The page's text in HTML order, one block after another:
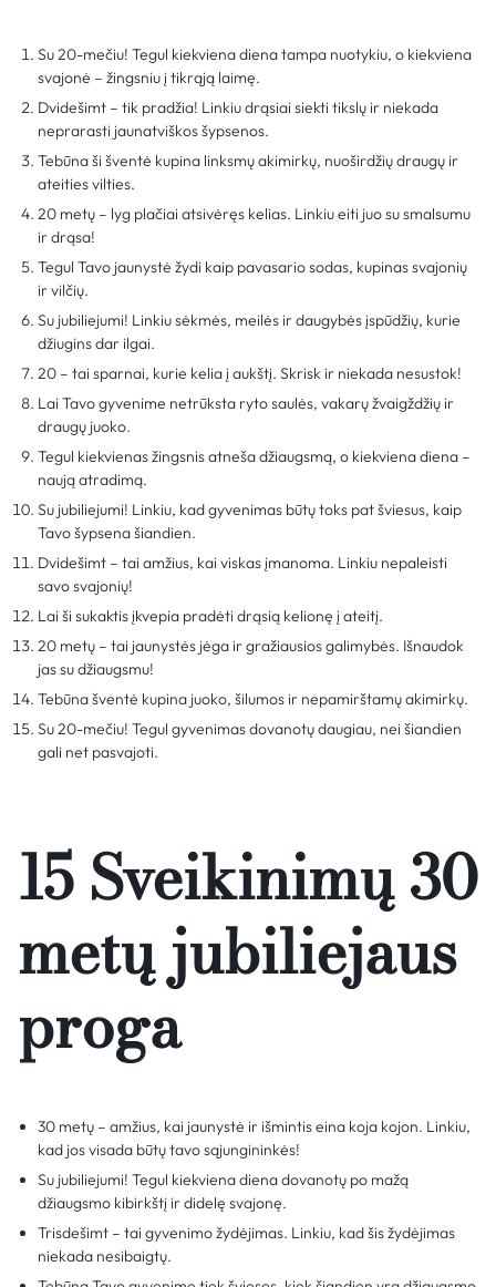
Su 20-mečiu! Tegul kiekviena diena tampa nuotykiu, o kiekviena
svajonė – žingsniu į tikrąją laimę.
Dvidešimt – tik pradžia! Linkiu drąsiai siekti tikslų ir niekada
neprarasti jaunatviškos šypsenos.
Tebūna ši šventė kupina linksmų akimirkų, nuoširdžių draugų ir
ateities vilties.
20 metų – lyg plačiai atsivėręs kelias. Linkiu eiti juo su smalsumu
ir drąsa!
Tegul Tavo jaunystė žydi kaip pavasario sodas, kupinas svajonių
ir vilčių.
Su jubiliejumi! Linkiu sėkmės, meilės ir daugybės įspūdžių, kurie
džiugins dar ilgai.
20 – tai sparnai, kurie kelia į aukštį. Skrisk ir niekada nesustok!
Lai Tavo gyvenime netrūksta ryto saulės, vakarų žvaigždžių ir
draugų juoko.
Tegul kiekvienas žingsnis atneša džiaugsmą, o kiekviena diena –
naują atradimą.
Su jubiliejumi! Linkiu, kad gyvenimas būtų toks pat šviesus, kaip
Tavo šypsena šiandien.
Dvidešimt – tai amžius, kai viskas įmanoma. Linkiu nepaleisti
savo svajonių!
Lai ši sukaktis įkvepia pradėti drąsią kelionę į ateitį.
20 metų – tai jaunystės jėga ir gražiausios galimybės. Išnaudok
jas su džiaugsmu!
Tebūna šventė kupina juoko, šilumos ir nepamirštamų akimirkų.
Su 20-mečiu! Tegul gyvenimas dovanotų daugiau, nei šiandien
gali net pasvajoti.
15 Sveikinimų 30
metų jubiliejaus
proga
30 metų – amžius, kai jaunystė ir išmintis eina koja kojon. Linkiu,
kad jos visada būtų tavo sąjungininkės!
Su jubiliejumi! Tegul kiekviena diena dovanotų po mažą
džiaugsmo kibirkštį ir didelę svajonę.
Trisdešimt – tai gyvenimo žydėjimas. Linkiu, kad šis žydėjimas
niekada nesibaigtų.